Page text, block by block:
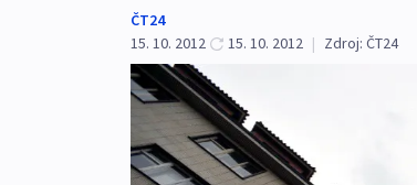
ČT24
15. 10. 2012
15. 10. 2012 | Zdroj: ČT24